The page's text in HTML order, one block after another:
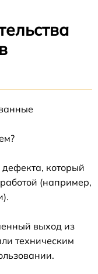
который
(например,
выход из
техническим